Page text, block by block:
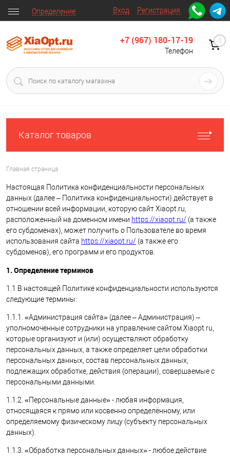
Вход Регистрация
Определение
+7 (967) 180-17-19
Телефон
0
Каталог товаров
Главная страница
Настоящая Политика конфиденциальности персональных
данных (далее – Политика конфиденциальности) действует в
отношении всей информации, которую сайт Xiaopt.ru,
расположенный на доменном имени https://xiaopt.ru/ (а также
его субдоменах), может получить о Пользователе во время
использования сайта https://xiaopt.ru/ (а также его
субдоменов), его программ и его продуктов.
1. Определение терминов
1.1 В настоящей Политике конфиденциальности используются
следующие термины:
1.1.1. «Администрация сайта» (далее – Администрация) –
уполномоченные сотрудники на управление сайтом Xiaopt.ru,
которые организуют и (или) осуществляют обработку
персональных данных, а также определяет цели обработки
персональных данных, состав персональных данных,
подлежащих обработке, действия (операции), совершаемые с
персональными данными.
1.1.2. «Персональные данные» - любая информация,
относящаяся к прямо или косвенно определённому, или
определяемому физическому лицу (субъекту персональных
данных).
1.1.3. «Обработка персональных данных» - любое действие